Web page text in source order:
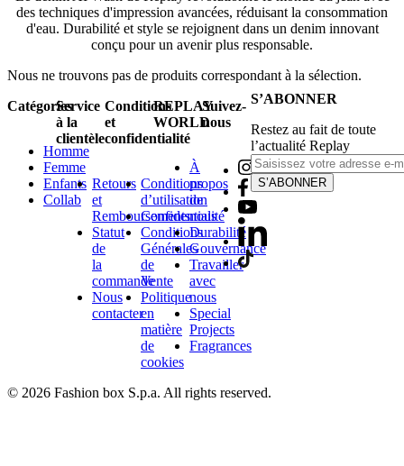
des techniques d'impression avancées, réduisant la consommation
d'eau. Durabilité et style se rejoignent dans un denim innovant
conçu pour un avenir plus responsable.
Nous ne trouvons pas de produits correspondant à la sélection.
Catégories
Homme
Femme
Enfants
Collab
Service
à la
clientèle
Retours
et
Remboursements
Statut
de
la
commande
Nous
contacter
Conditions
et
confidentialité
Conditions
d’utilisation
Confidentialité
Conditions
Générales
de
Vente
Politique
en
matière
de
cookies
REPLAY
WORLD
À
propos
de
nous
Durabilité
Gouvernance
Travailler
avec
nous
Special
Projects
Fragrances
Suivez-
nous
S’ABONNER
Restez au fait de toute
l’actualité Replay
S’ABONNER
© 2026 Fashion box S.p.a. All rights reserved.